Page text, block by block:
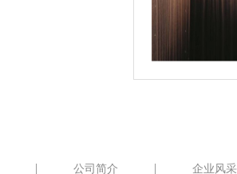
公司简介 企业风采